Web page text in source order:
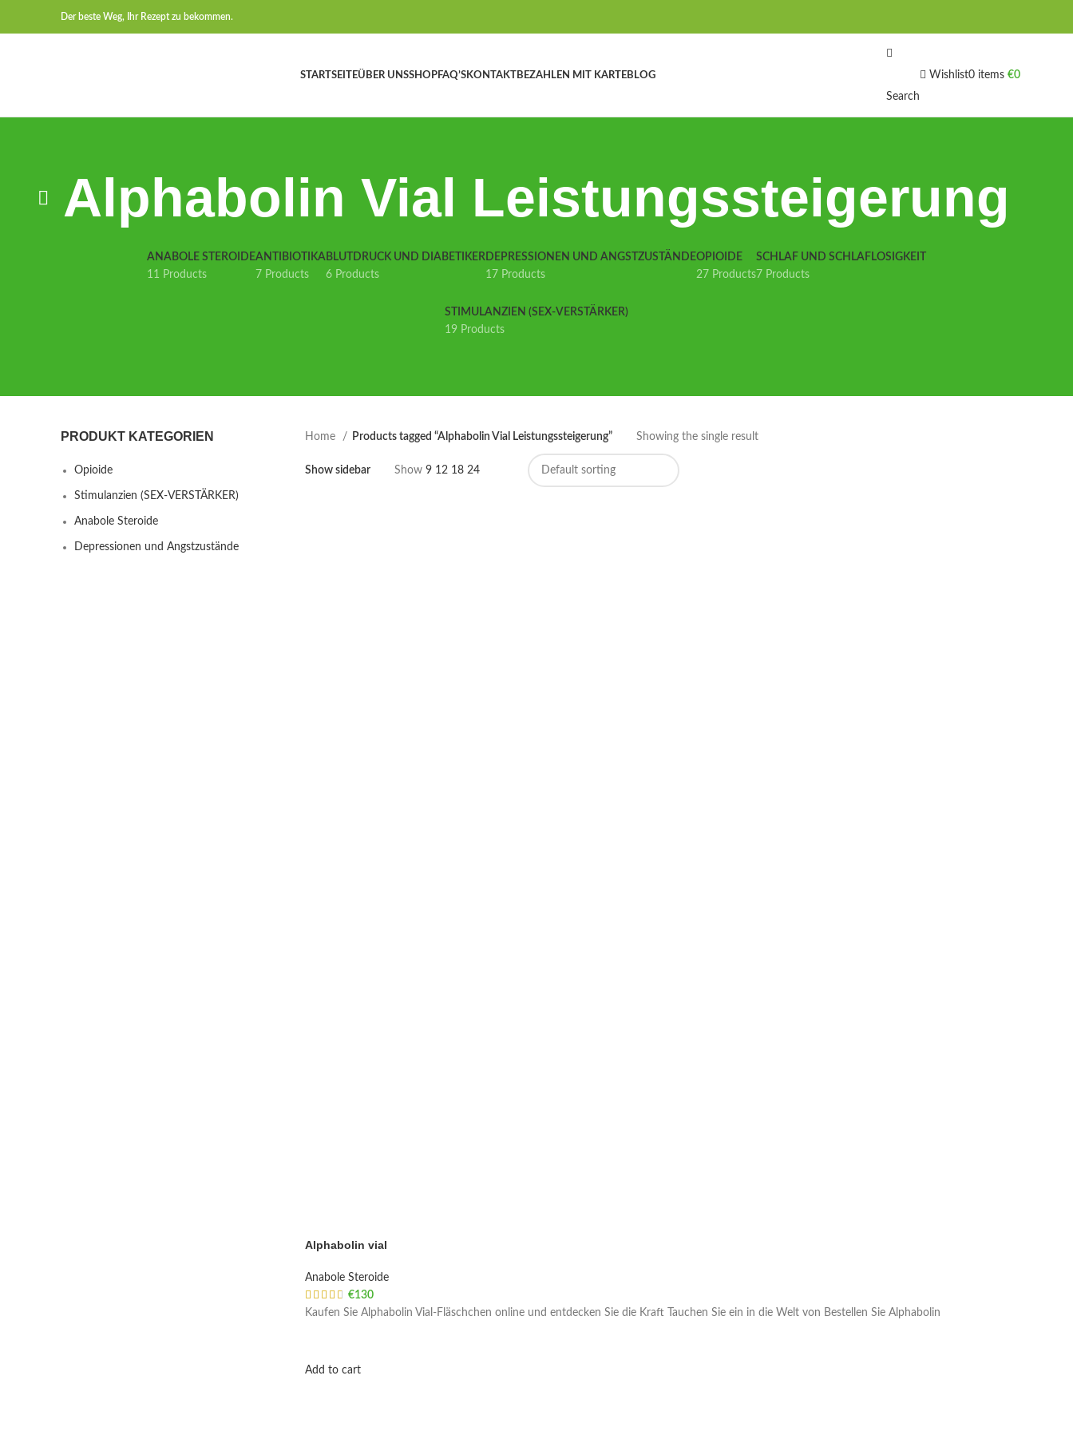
Der beste Weg, Ihr Rezept zu bekommen.
STARTSEITEÜBER UNSSHOPFAQ’SKONTAKTBEZAHLEN MIT KARTEBLOG
Search
Wishlist0 items €0
Alphabolin Vial Leistungssteigerung
ANABOLE STEROIDE
11 Products
ANTIBIOTIKA
7 Products
BLUTDRUCK UND DIABETIKER
6 Products
DEPRESSIONEN UND ANGSTZUSTÄNDE
17 Products
OPIOIDE
27 Products
SCHLAF UND SCHLAFLOSIGKEIT
7 Products
STIMULANZIEN (SEX-VERSTÄRKER)
19 Products
PRODUKT KATEGORIEN
Opioide
Stimulanzien (SEX-VERSTÄRKER)
Anabole Steroide
Depressionen und Angstzustände
Home Products tagged “Alphabolin Vial Leistungssteigerung” Showing the single result
Show sidebar Show 9 12 18 24
Alphabolin vial
Anabole Steroide
€130
Kaufen Sie Alphabolin Vial-Fläschchen online und entdecken Sie die Kraft Tauchen Sie ein in die Welt von Bestellen Sie Alphabolin
Add to cart